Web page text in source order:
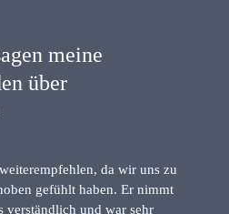
meine
über
da wir uns zu
gefühlt haben. Er nimmt
verständlich und war sehr